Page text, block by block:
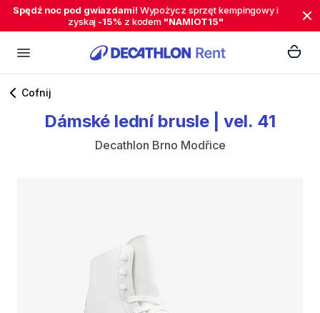
Spędź noc pod gwiazdami! Wypożycz sprzęt kempingowy i
zyskaj -15% z kodem "NAMIOT15"
Cofnij
Dámské lední brusle vel. 41
Decathlon Brno Modřice